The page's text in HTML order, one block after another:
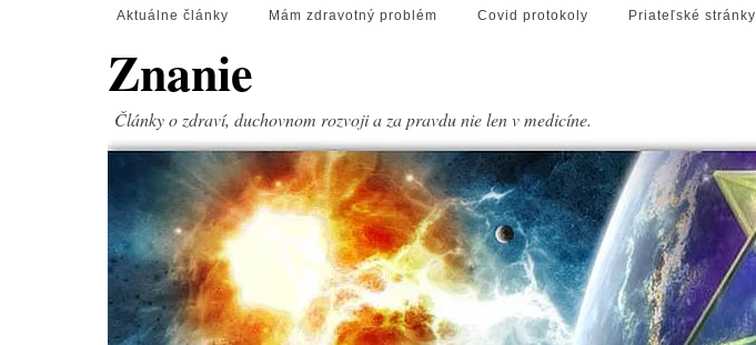
Aktuálne články Mám zdravotný problém Covid protokoly Priateľské stránky
Znanie
Články o zdraví, duchovnom rozvoji a za pravdu nie len v medicíne.